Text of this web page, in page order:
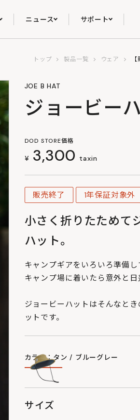
ニュース サポート
トップ 製品一覧 ウェア
JOE B HAT
ジョービー
DOD STORE価格
¥ 3,300 taxin
販売終了 1年保証対象外
小さく折りたためて
ハット。
キャンプギアをいろいろ準備し
キャンプ場に着いたら意外と日
ジョービーハットはそんなと
ットです。
カラー：タン / ブルーグレー
サイズ